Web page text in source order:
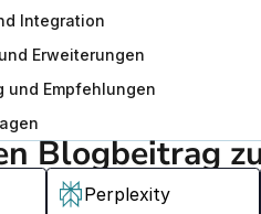
Integration
Erweiterungen
und Empfehlungen
Blogbeitrag
Perplexity